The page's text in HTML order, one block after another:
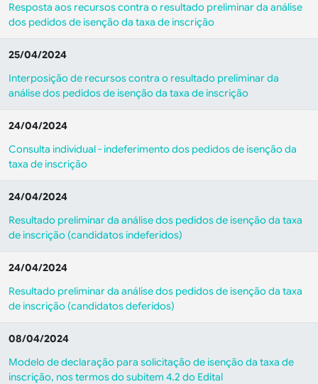
Resposta aos recursos contra o resultado preliminar da análise
dos pedidos de isenção da taxa de inscrição
25/04/2024
Interposição de recursos contra o resultado preliminar da
análise dos pedidos de isenção da taxa de inscrição
24/04/2024
Consulta individual - indeferimento dos pedidos de isenção da
taxa de inscrição
24/04/2024
Resultado preliminar da análise dos pedidos de isenção da taxa
de inscrição (candidatos indeferidos)
24/04/2024
Resultado preliminar da análise dos pedidos de isenção da taxa
de inscrição (candidatos deferidos)
08/04/2024
Modelo de declaração para solicitação de isenção da taxa de
inscrição, nos termos do subitem 4.2 do Edital